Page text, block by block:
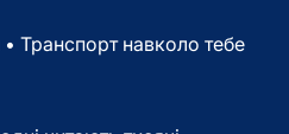
Транспорт навколо тебе